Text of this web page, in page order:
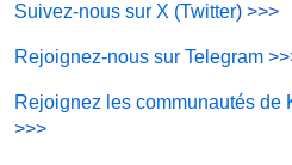
Suivez-nous sur X (Twitter) >>>
Rejoignez-nous sur Telegram
Rejoignez les communautés de
>>>